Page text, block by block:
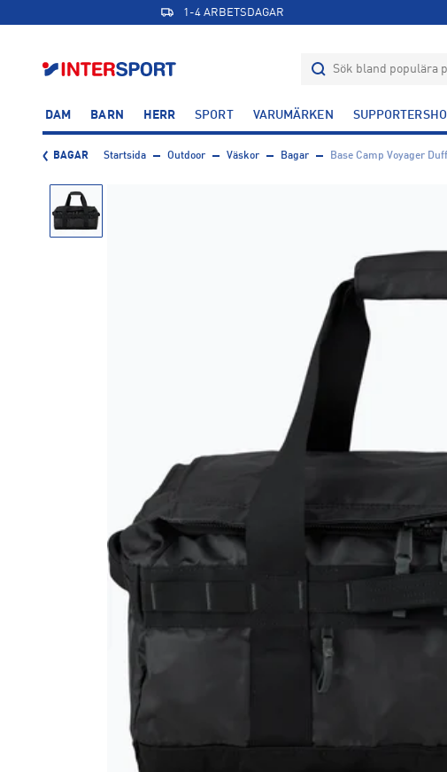
1-4 ARBETSDAGAR
DAM BARN HERR SPORT VARUMÄRKEN
BAGAR Startsida Outdoor Väskor Bagar Base Camp Voyager